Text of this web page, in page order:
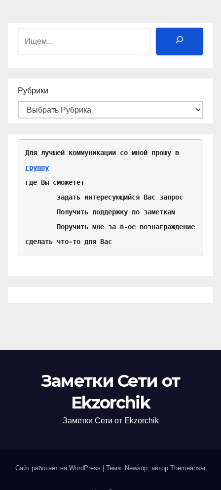
Поиск
Рубрики
группу
где Вы сможете:
сделать что-то для Вас
Заметки Сети от
Ekzorchik
Заметки Сети от Ekzorchik
Сайт работает на WordPress Тема: Newsup, автор Themeansar